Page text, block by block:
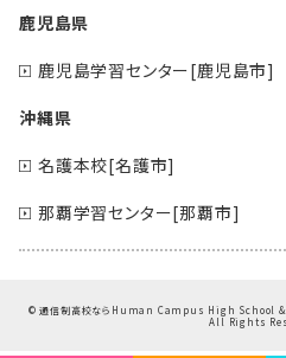
鹿児島県
鹿児島学習センター[鹿児島市]
沖縄県
名護本校[名護市]
那覇学習センター[那覇市]
©通信制高校ならHuman Campus High
All Rights